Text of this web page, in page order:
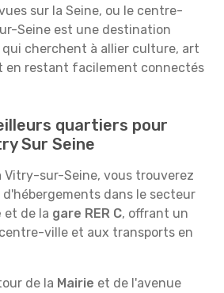
sur la Seine, ou le centre-
Seine est une destination
cherchent à allier culture, art
restant facilement connectés
quartiers pour
Sur Seine
Vitry-sur-Seine, vous trouverez
dans le secteur
et de la gare RER C, offrant un
ville et aux transports en
de la Mairie et de l'avenue